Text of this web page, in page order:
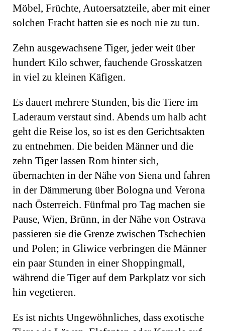
Möbel, Früchte, Autoersatzteile, aber mit einer
solchen Fracht hatten sie es noch nie zu tun.
Zehn ausgewachsene Tiger, jeder weit über
hundert Kilo schwer, fauchende Grosskatzen
in viel zu kleinen Käfigen.
Es dauert mehrere Stunden, bis die Tiere im
Laderaum verstaut sind. Abends um halb acht
geht die Reise los, so ist es den Gerichtsakten
zu entnehmen. Die beiden Männer und die
zehn Tiger lassen Rom hinter sich,
übernachten in der Nähe von Siena und fahren
in der Dämmerung über Bologna und Verona
nach Österreich. Fünfmal pro Tag machen sie
Pause, Wien, Brünn, in der Nähe von Ostrava
passieren sie die Grenze zwischen Tschechien
und Polen; in Gliwice verbringen die Männer
ein paar Stunden in einer Shoppingmall,
während die Tiger auf dem Parkplatz vor sich
hin vegetieren.
Es ist nichts Ungewöhnliches, dass exotische